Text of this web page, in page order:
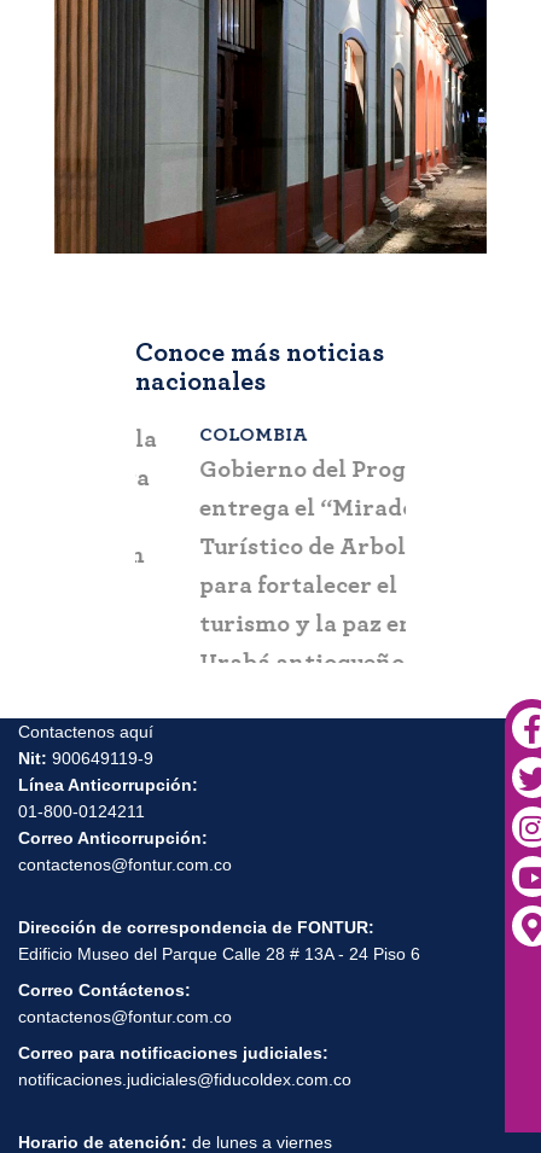
Conoce más noticias
nacionales
COLOMBIA
Gobierno del Progreso
entrega el “Mirador
Turístico de Arboletes”
para fortalecer el
turismo y la paz en el
Urabá antioqueño
Contactenos aquí
Nit:
900649119-9
Línea Anticorrupción:
01-800-0124211
Correo Anticorrupción:
Dirección de correspondencia de FONTUR:
Correo Contáctenos:
Correo para notificaciones judiciales: